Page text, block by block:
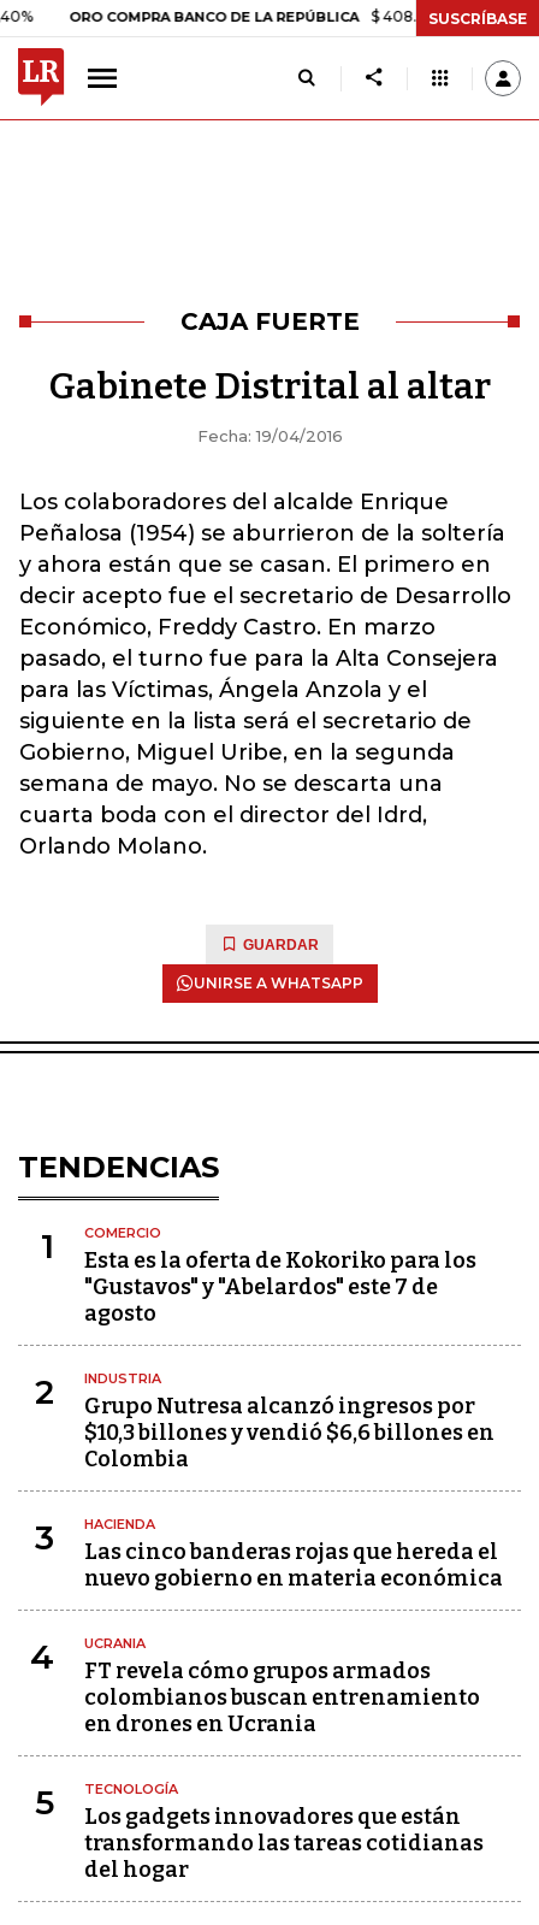
ORO COMPRA BANCO DE LA REPÚBLICA $ 408.498,97 +$ 8.753,81
SUSCRÍBASE
CAJA FUERTE
Gabinete Distrital al altar
Fecha: 19/04/2016
Los colaboradores del alcalde Enrique
Peñalosa (1954) se aburrieron de la soltería
y ahora están que se casan. El primero en
decir acepto fue el secretario de Desarrollo
Económico, Freddy Castro. En marzo
pasado, el turno fue para la Alta Consejera
para las Víctimas, Ángela Anzola y el
siguiente en la lista será el secretario de
Gobierno, Miguel Uribe, en la segunda
semana de mayo. No se descarta una
cuarta boda con el director del Idrd,
Orlando Molano.
GUARDAR
UNIRSE A WHATSAPP
TENDENCIAS
1 COMERCIO
Esta es la oferta de Kokoriko para los
"Gustavos" y "Abelardos" este 7 de
agosto
2 INDUSTRIA
Grupo Nutresa alcanzó ingresos por
$10,3 billones y vendió $6,6 billones en
Colombia
3 HACIENDA
Las cinco banderas rojas que hereda el
nuevo gobierno en materia económica
4 UCRANIA
FT revela cómo grupos armados
colombianos buscan entrenamiento
en drones en Ucrania
5 TECNOLOGÍA
Los gadgets innovadores que están
transformando las tareas cotidianas
del hogar